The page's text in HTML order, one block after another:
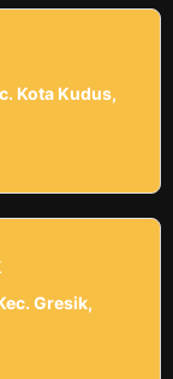
Kota Kudus,
Gresik,